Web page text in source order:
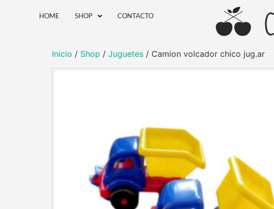
HOME SHOP CONTACTO
Inicio / Shop / Juguetes / Camion volcador chico jug.ar